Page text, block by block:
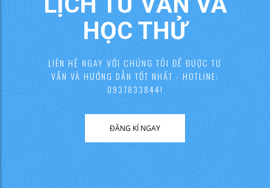
HỌC THỬ
LIÊN HỆ NGAY VỚI CHÚNG TÔI ĐỂ ĐƯỢC TƯ
VẤN VÀ HƯỚNG DẪN TỐT NHẤT - HOTLINE:
0937833844!
ĐĂNG KÍ NGAY